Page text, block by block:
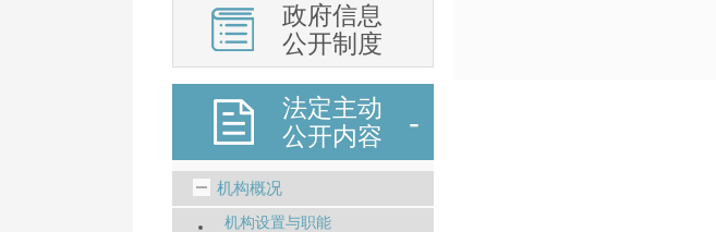
政府信息
公开制度
法定主动
公开内容
机构概况
机构设置与职能